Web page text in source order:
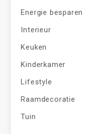
Energie besparen
Interieur
Keuken
Kinderkamer
Lifestyle
Raamdecoratie
Tuin